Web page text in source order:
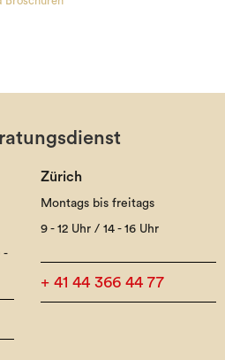
-
Zürich
Montags bis freitags
9 - 12 Uhr / 14 - 16 Uhr
+ 41 44 366 44 77